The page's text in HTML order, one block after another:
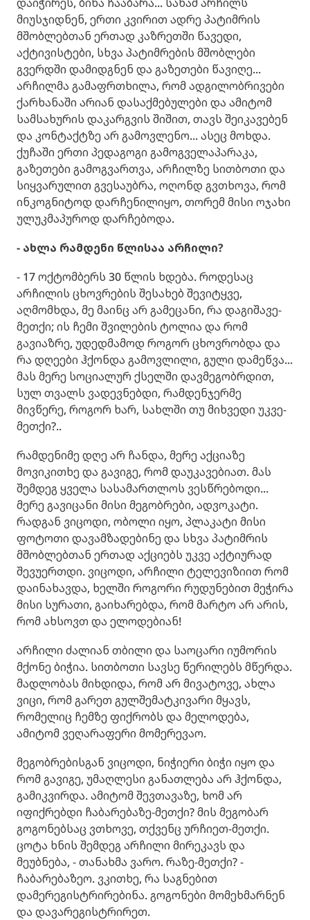
მიუსჯიდნენ, ერთი კვირით ადრე პატიმრის
მშობლებთან ერთად კაზრეთში წავედი,
აქტივისტები, სხვა პატიმრების მშობლები
გვერდში დამიდგნენ და გაზეთები წავიღე...
არჩილმა გამაფრთხილა, რომ ადგილობრივები
ქარხანაში არიან დასაქმებულები და ამიტომ
სამსახურის დაკარგვის შიშით, თავს შეიკავებენ
და კონტაქტზე არ გამოვლენო... ასეც მოხდა.
ქუჩაში ერთი პედაგოგი გამოგველაპარაკა,
გაზეთები გამოგვართვა, არჩილზე სითბოთი და
სიყვარულით გვესაუბრა, ოღონდ გვთხოვა, რომ
ინკოგნიტოდ დარჩენილიყო, თორემ მისი ოჯახი
ულუკმაპუროდ დარჩებოდა.
- ახლა რამდენი წლისაა არჩილი?
- 17 ოქტომბერს 30 წლის ხდება. როდესაც
არჩილის ცხოვრების შესახებ შევიტყვე,
აღმომხდა, მე მაინც არ გამეცანი, რა დაგიშავე-
მეთქი; ის ჩემი შვილების ტოლია და რომ
გავიაზრე, უდედმამოდ როგორ ცხოვრობდა და
რა დღეები ჰქონდა გამოვლილი, გული დამეწვა...
მას მერე სოციალურ ქსელში დავმეგობრდით,
სულ თვალს ვადევნებდი, რამდენჯერმე
მივწერე, როგორ ხარ, სახლში თუ მიხვედი უკვე-
მეთქი?..
რამდენიმე დღე არ ჩანდა, მერე აქციაზე
მოვიკითხე და გავიგე, რომ დაუკავებიათ. მას
შემდეგ ყველა სასამართლოს ვესწრებოდი...
მერე გავიცანი მისი მეგობრები, ადვოკატი.
რადგან ვიცოდი, ობოლი იყო, პლაკატი მისი
ფოტოთი დავამზადებინე და სხვა პატიმრის
მშობლებთან ერთად აქციებს უკვე აქტიურად
შევუერთდი. ვიცოდი, არჩილი ტელევიზიით რომ
დაინახავდა, ხელში როგორი რუდუნებით მეჭირა
მისი სურათი, გაიხარებდა, რომ მარტო არ არის,
რომ ახსოვთ და ელოდებიან!
არჩილი ძალიან თბილი და საოცარი იუმორის
მქონე ბიჭია. სითბოთი სავსე წერილებს მწერდა.
მადლობას მიხდიდა, რომ არ მივატოვე, ახლა
ვიცი, რომ გარეთ გულშემატკივარი მყავს,
რომელიც ჩემზე ფიქრობს და მელოდება,
ამიტომ ვეღარაფერი მომერევაო.
მეგობრებისგან ვიცოდი, ნიჭიერი ბიჭი იყო და
რომ გავიგე, უმაღლესი განათლება არ ჰქონდა,
გამიკვირდა. ამიტომ შევთავაზე, ხომ არ
იფიქრებდი ჩაბარებაზე-მეთქი? მის მეგობარ
გოგონებსაც ვთხოვე, თქვენც ურჩიეთ-მეთქი.
ცოტა ხნის შემდეგ არჩილი მირეკავს და
მეუბნება, - თანახმა ვარო. რაზე-მეთქი? -
ჩაბარებაზეო. ვკითხე, რა საგნებით
დამერეგისტრირებინა. გოგონები მომეხმარნენ
და დავარეგისტრირეთ.